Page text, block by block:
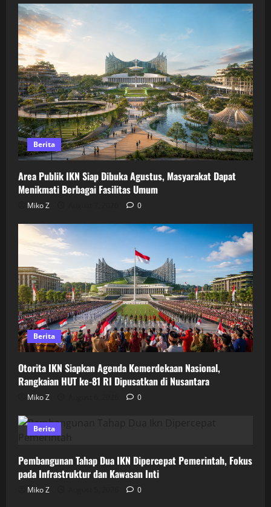
Berita
Area Publik IKN Siap Dibuka Agustus, Masyarakat Dapat
Menikmati Berbagai Fasilitas Umum
Miko Z 0
Berita
Otorita IKN Siapkan Agenda Kemerdekaan Nasional,
Rangkaian HUT ke-81 RI Dipusatkan di Nusantara
Miko Z 0
Berita
Pembangunan Tahap Dua IKN Dipercepat Pemerintah, Fokus
pada Infrastruktur dan Kawasan Inti
Miko Z
0